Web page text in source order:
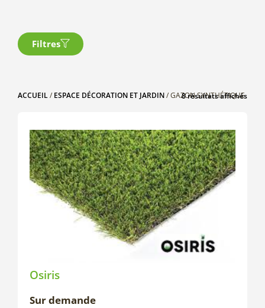
Filtres
ACCUEIL/ ESPACE DÉCORATION ET JARDIN/ GAZON SYNTHÉTIQUE
8 résultats affichés
Osiris
Sur demande